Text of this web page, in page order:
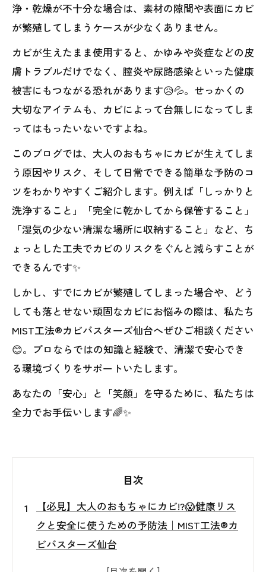
浄・乾燥が不十分な場合は、素材の隙間や表面にカビ
が繁殖してしまうケースが少なくありません。
カビが生えたまま使用すると、かゆみや炎症などの皮
膚トラブルだけでなく、膣炎や尿路感染といった健康
被害にもつながる恐れがあります😥💦。せっかくの
大切なアイテムも、カビによって台無しになってしま
ってはもったいないですよね。
このブログでは、大人のおもちゃにカビが生えてしま
う原因やリスク、そして日常でできる簡単な予防のコ
ツをわかりやすくご紹介します。例えば「しっかりと
洗浄すること」「完全に乾かしてから保管すること」
「湿気の少ない清潔な場所に収納すること」など、ち
ょっとした工夫でカビのリスクをぐんと減らすことが
できるんです✨
しかし、すでにカビが繁殖してしまった場合や、どう
しても落とせない頑固なカビにお悩みの際は、私たち
MIST工法®カビバスターズ仙台へぜひご相談ください
😊。プロならではの知識と経験で、清潔で安心でき
る環境づくりをサポートいたします。
あなたの「安心」と「笑顔」を守るために、私たちは
全力でお手伝いします🌈✨
目次
【必見】大人のおもちゃにカビ!?😱健康リス
クと安全に使うための予防法｜MIST工法®カ
ビバスターズ仙台
はじめに🌸 └ 大人のおもちゃにもカビが生